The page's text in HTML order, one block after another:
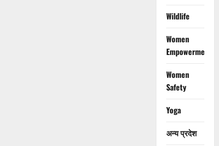
Wildlife
Women
Empowerment
Women
Safety
Yoga
अन्य प्रदेश